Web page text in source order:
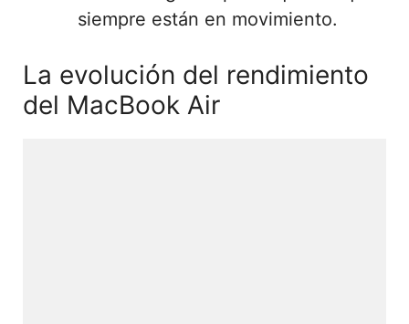
siempre están en movimiento.
La evolución del rendimiento
del MacBook Air